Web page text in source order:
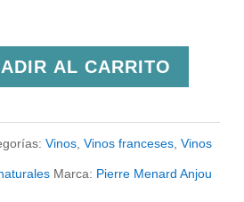
AL CARRITO
Vinos,Vinos franceses,Vinos
Marca: Pierre Menard Anjou